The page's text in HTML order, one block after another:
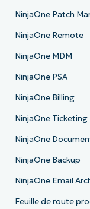
NinjaOne Patch
NinjaOne Remote
NinjaOne MDM
NinjaOne PSA
NinjaOne Billing
NinjaOne Ticketing
NinjaOne
NinjaOne Backup
NinjaOne Email
Feuille de route